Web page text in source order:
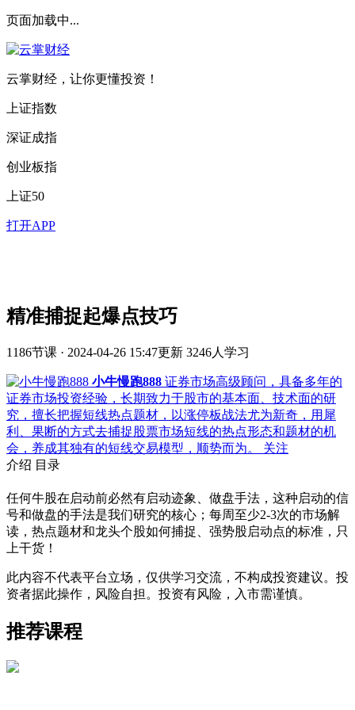
页面加载中...
云掌财经，让你更懂投资！
上证指数
深证成指
创业板指
上证50
打开APP
精准捕捉起爆点技巧
1186节课 · 2024-04-26 15:47更新 3246人学习
小牛慢跑888 证券市场高级顾问，具备多年的
证券市场投资经验，长期致力于股市的基本面、技术面的研
究，擅长把握短线热点题材，以涨停板战法尤为新奇，用犀
利、果断的方式去捕捉股票市场短线的热点形态和题材的机
会，养成其独有的短线交易模型，顺势而为。
关注
介绍 目录
任何牛股在启动前必然有启动迹象、做盘手法，这种启动的信
号和做盘的手法是我们研究的核心；每周至少2-3次的市场解
读，热点题材和龙头个股如何捕捉、强势股启动点的标准，只
上干货！
此内容不代表平台立场，仅供学习交流，不构成投资建议。投
资者据此操作，风险自担。投资有风险，入市需谨慎。
推荐课程